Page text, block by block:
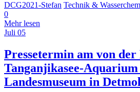
DCG2021-Stefan Technik &
0
Mehr lesen
Juli 05
Pressetermin am von
Tanganjikasee-
Landesmuseum in